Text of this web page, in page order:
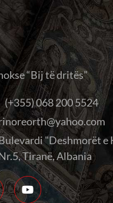
“Bij të dritës”
(+355) 068 200 5524
"Deshmorët e
Tiranë, Albania